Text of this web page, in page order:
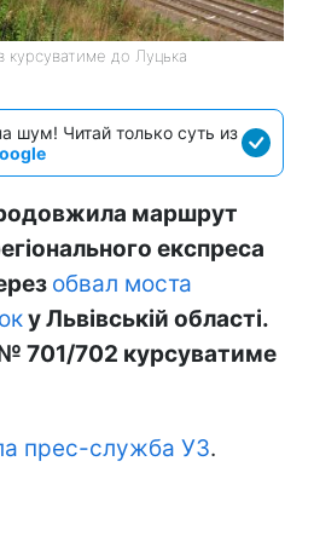
курсуватиме до Луцька
шум! Читай только суть из
маршрут
експреса
обвал моста
у Львівській області.
№ 701/702 курсуватиме
прес-служба УЗ.